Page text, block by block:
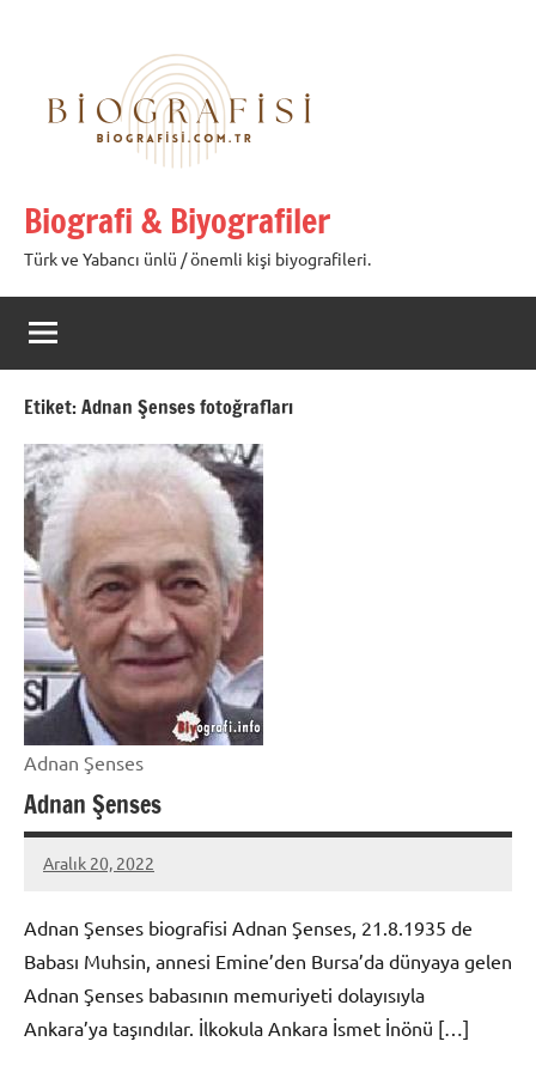
Biografi & Biyografiler
Türk ve Yabancı ünlü / önemli kişi biyografileri.
Etiket:Adnan Şenses fotoğrafları
Adnan Şenses
Adnan Şenses
Aralık 20, 2022
admin
Adnan Şenses biografisi Adnan Şenses, 21.8.1935 de
Babası Muhsin, annesi Emine’den Bursa’da dünyaya gelen
Adnan Şenses babasının memuriyeti dolayısıyla
Ankara’ya taşındılar. İlkokula Ankara İsmet İnönü […]